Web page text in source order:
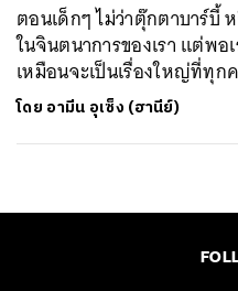
ตอนเด็กๆ ไม่ว่าตุ๊กตาบาร์บี้
ในจินตนาการของเรา แต่พ
เหมือนจะเป็นเรื่องใหญ่ที่ทุ
โดย อามีน อุเซ็ง (ฮานีย์)